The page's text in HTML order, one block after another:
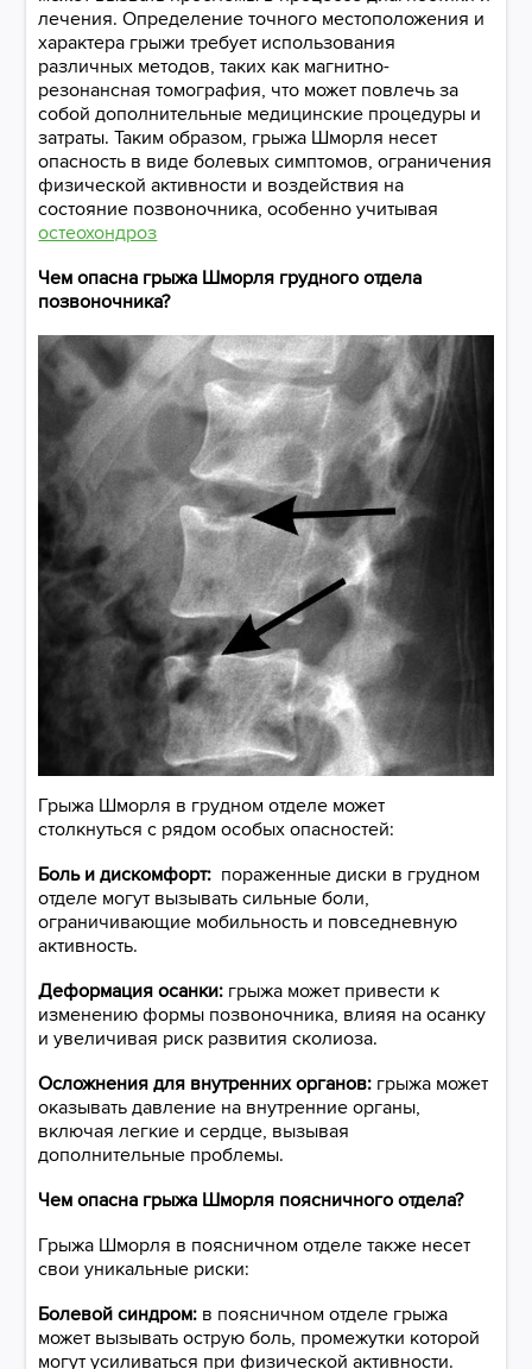
лечения. Определение точного местоположения и
характера грыжи требует использования
различных методов, таких как магнитно-
резонансная томография, что может повлечь за
собой дополнительные медицинские процедуры и
затраты. Таким образом, грыжа Шморля несет
опасность в виде болевых симптомов, ограничения
физической активности и воздействия на
состояние позвоночника, особенно учитывая
остеохондроз
Чем опасна грыжа Шморля грудного отдела
позвоночника?
Грыжа Шморля в грудном отделе может
столкнуться с рядом особых опасностей:
Боль и дискомфорт: пораженные диски в грудном
отделе могут вызывать сильные боли,
ограничивающие мобильность и повседневную
активность.
Деформация осанки: грыжа может привести к
изменению формы позвоночника, влияя на осанку
и увеличивая риск развития сколиоза.
Осложнения для внутренних органов: грыжа может
оказывать давление на внутренние органы,
включая легкие и сердце, вызывая
дополнительные проблемы.
Чем опасна грыжа Шморля поясничного отдела?
Грыжа Шморля в поясничном отделе также несет
свои уникальные риски:
Болевой синдром: в поясничном отделе грыжа
может вызывать острую боль, промежутки которой
могут усиливаться при физической активности.